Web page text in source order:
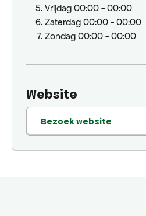
Vrijdag 00:00 - 00:00
Zaterdag 00:00 - 00:00
Zondag 00:00 - 00:00
Website
Bezoek website